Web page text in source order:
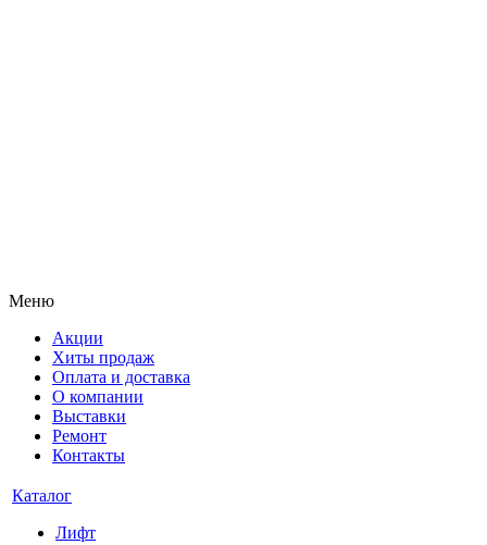
Меню
Акции
Хиты продаж
Оплата и доставка
О компании
Выставки
Ремонт
Контакты
Каталог
Лифт